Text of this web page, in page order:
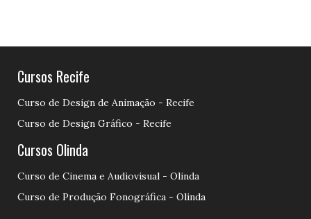
Cursos Recife
Curso de Design de Animação - Recife
Curso de Design Gráfico - Recife
Cursos Olinda
Curso de Cinema e Audiovisual - Olinda
Curso de Produção Fonográfica - Olinda